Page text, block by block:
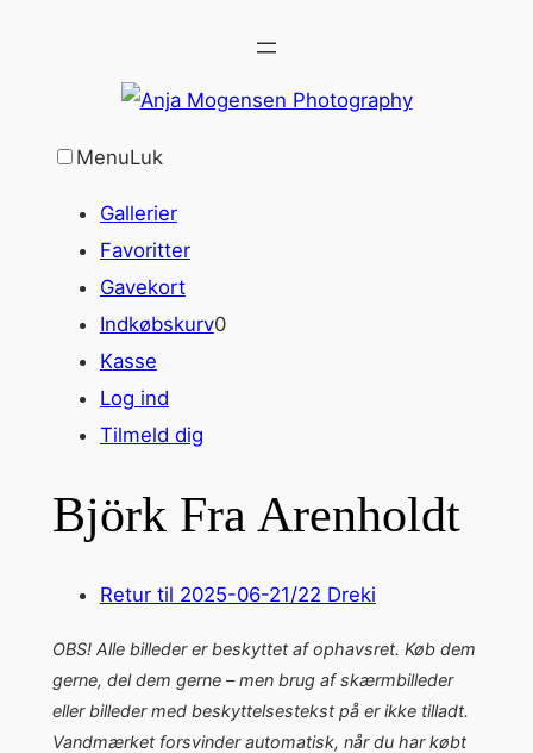
MenuLuk
Gallerier
Favoritter
Gavekort
Indkøbskurv0
Kasse
Log ind
Tilmeld dig
Björk Fra Arenholdt
Retur til 2025-06-21/22 Dreki
OBS! Alle billeder er beskyttet af ophavsret. Køb dem
gerne, del dem gerne – men brug af skærmbilleder
eller billeder med beskyttelsestekst på er ikke tilladt.
Vandmærket forsvinder automatisk, når du har købt